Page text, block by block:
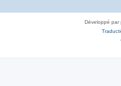
Développé par